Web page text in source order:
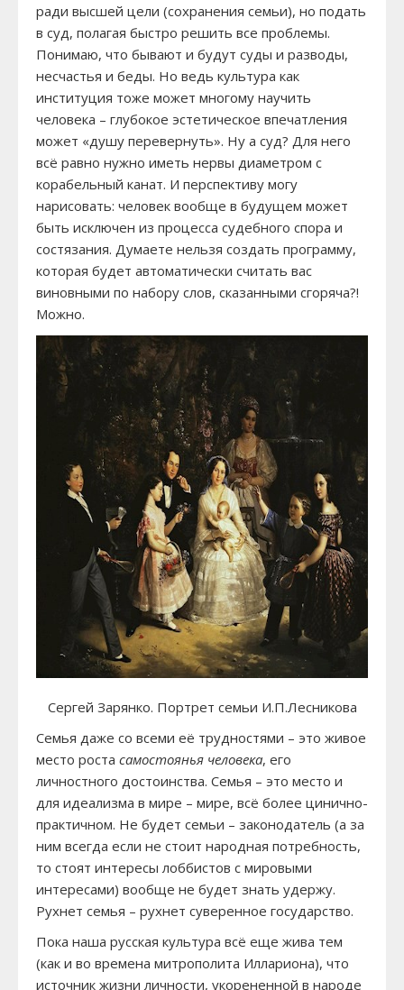
ради высшей цели (сохранения семьи), но подать
в суд, полагая быстро решить все проблемы.
Понимаю, что бывают и будут суды и разводы,
несчастья и беды. Но ведь культура как
институция тоже может многому научить
человека – глубокое эстетическое впечатления
может «душу перевернуть». Ну а суд? Для него
всё равно нужно иметь нервы диаметром с
корабельный канат. И перспективу могу
нарисовать: человек вообще в будущем может
быть исключен из процесса судебного спора и
состязания. Думаете нельзя создать программу,
которая будет автоматически считать вас
виновными по набору слов, сказанными сгоряча?!
Можно.
Сергей Зарянко. Портрет семьи И.П.Лесникова
Семья даже со всеми её трудностями – это живое
место роста самостоянья человека, его
личностного достоинства. Семья – это место и
для идеализма в мире – мире, всё более цинично-
практичном. Не будет семьи – законодатель (а за
ним всегда если не стоит народная потребность,
то стоят интересы лоббистов с мировыми
интересами) вообще не будет знать удержу.
Рухнет семья – рухнет суверенное государство.
Пока наша русская культура всё еще жива тем
(как и во времена митрополита Иллариона), что
источник жизни личности, укорененной в народе